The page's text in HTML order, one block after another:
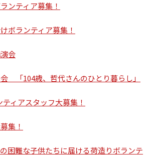
ンティア募集！
ボランティア募集！
会
「104歳、哲代さんのひとり暮らし」
ィアスタッフ大募集！
集！
困難な子供たちに届ける荷造りボランテ